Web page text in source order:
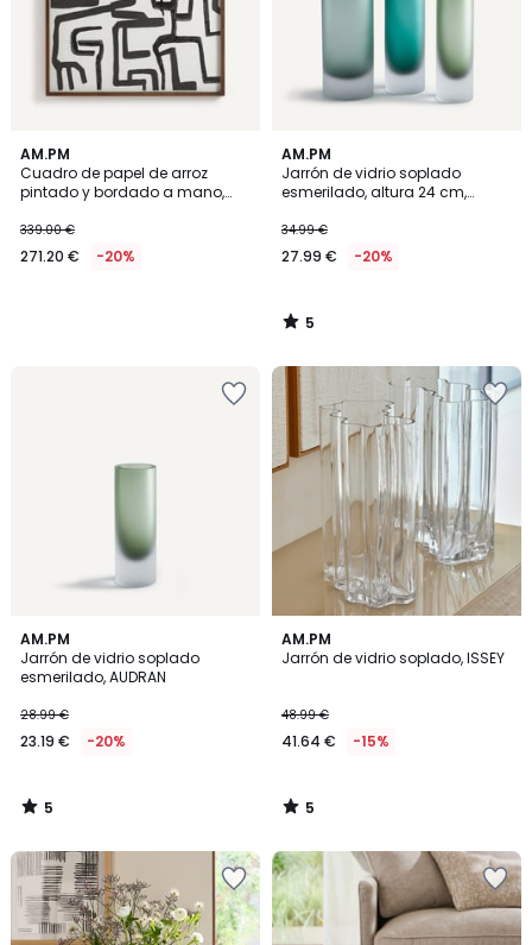
AM.PM
Cuadro de papel de arroz
pintado y bordado a mano,
339.00 €
271.20 € -20%
AM.PM
Jarrón de vidrio soplado
esmerilado, altura 24 cm,
34.99 €
27.99 € -20%
5
/
5
5
/
AM.PM
Jarrón de vidrio soplado
esmerilado, AUDRAN
28.99 €
23.19 € -20%
5
/
5
5
/
AM.PM
Jarrón de vidrio soplado, ISSEY
48.99 €
41.64 € -15%
5
/
5
/